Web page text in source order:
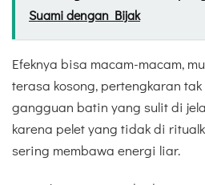
Suami dengan Bijak
Efeknya bisa macam-macam,
terasa kosong, pertengkaran
gangguan batin yang sulit di
karena pelet yang tidak di
sering membawa energi liar.